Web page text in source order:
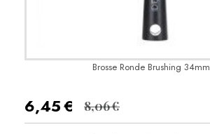
Brosse Ronde Brushing 34mm
6,45€ 8,06€